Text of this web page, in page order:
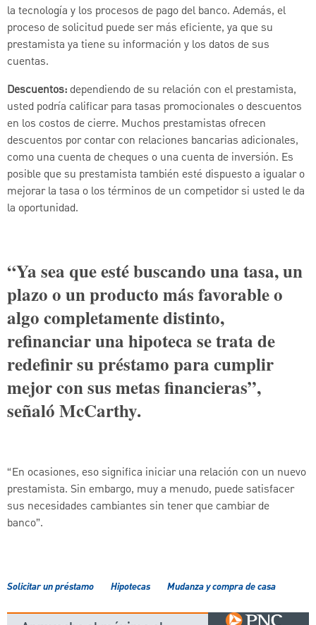
la tecnología y los procesos de pago del banco. Además, el
proceso de solicitud puede ser más eficiente, ya que su
prestamista ya tiene su información y los datos de sus
cuentas.
Descuentos: dependiendo de su relación con el prestamista,
usted podría calificar para tasas promocionales o descuentos
en los costos de cierre. Muchos prestamistas ofrecen
descuentos por contar con relaciones bancarias adicionales,
como una cuenta de cheques o una cuenta de inversión. Es
posible que su prestamista también esté dispuesto a igualar o
mejorar la tasa o los términos de un competidor si usted le da
la oportunidad.
“Ya sea que esté buscando una tasa, un
plazo o un producto más favorable o
algo completamente distinto,
refinanciar una hipoteca se trata de
redefinir su préstamo para cumplir
mejor con sus metas financieras”,
señaló McCarthy.
“En ocasiones, eso significa iniciar una relación con un nuevo
prestamista. Sin embargo, muy a menudo, puede satisfacer
sus necesidades cambiantes sin tener que cambiar de
banco”.
Solicitar un préstamo Hipotecas Mudanza y compra de casa